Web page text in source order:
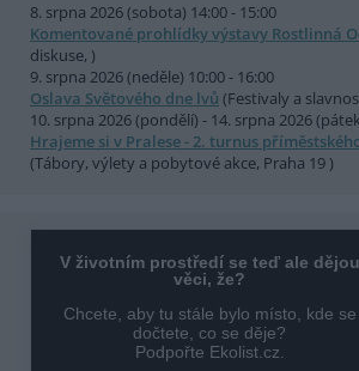
8. srpna 2026 (sobota) 14:00 - 15:00
Komentované prohlídky výstavy Rostlinná
diskuse, )
9. srpna 2026 (neděle) 10:00 - 16:00
Oslava Světového dne lvů (Festivaly a
10. srpna 2026 (pondělí) - 14. srpna 2026
Hrajeme si v Pralese - 2. turnus
(Tábory, výlety a pobytové akce, Praha 19 )